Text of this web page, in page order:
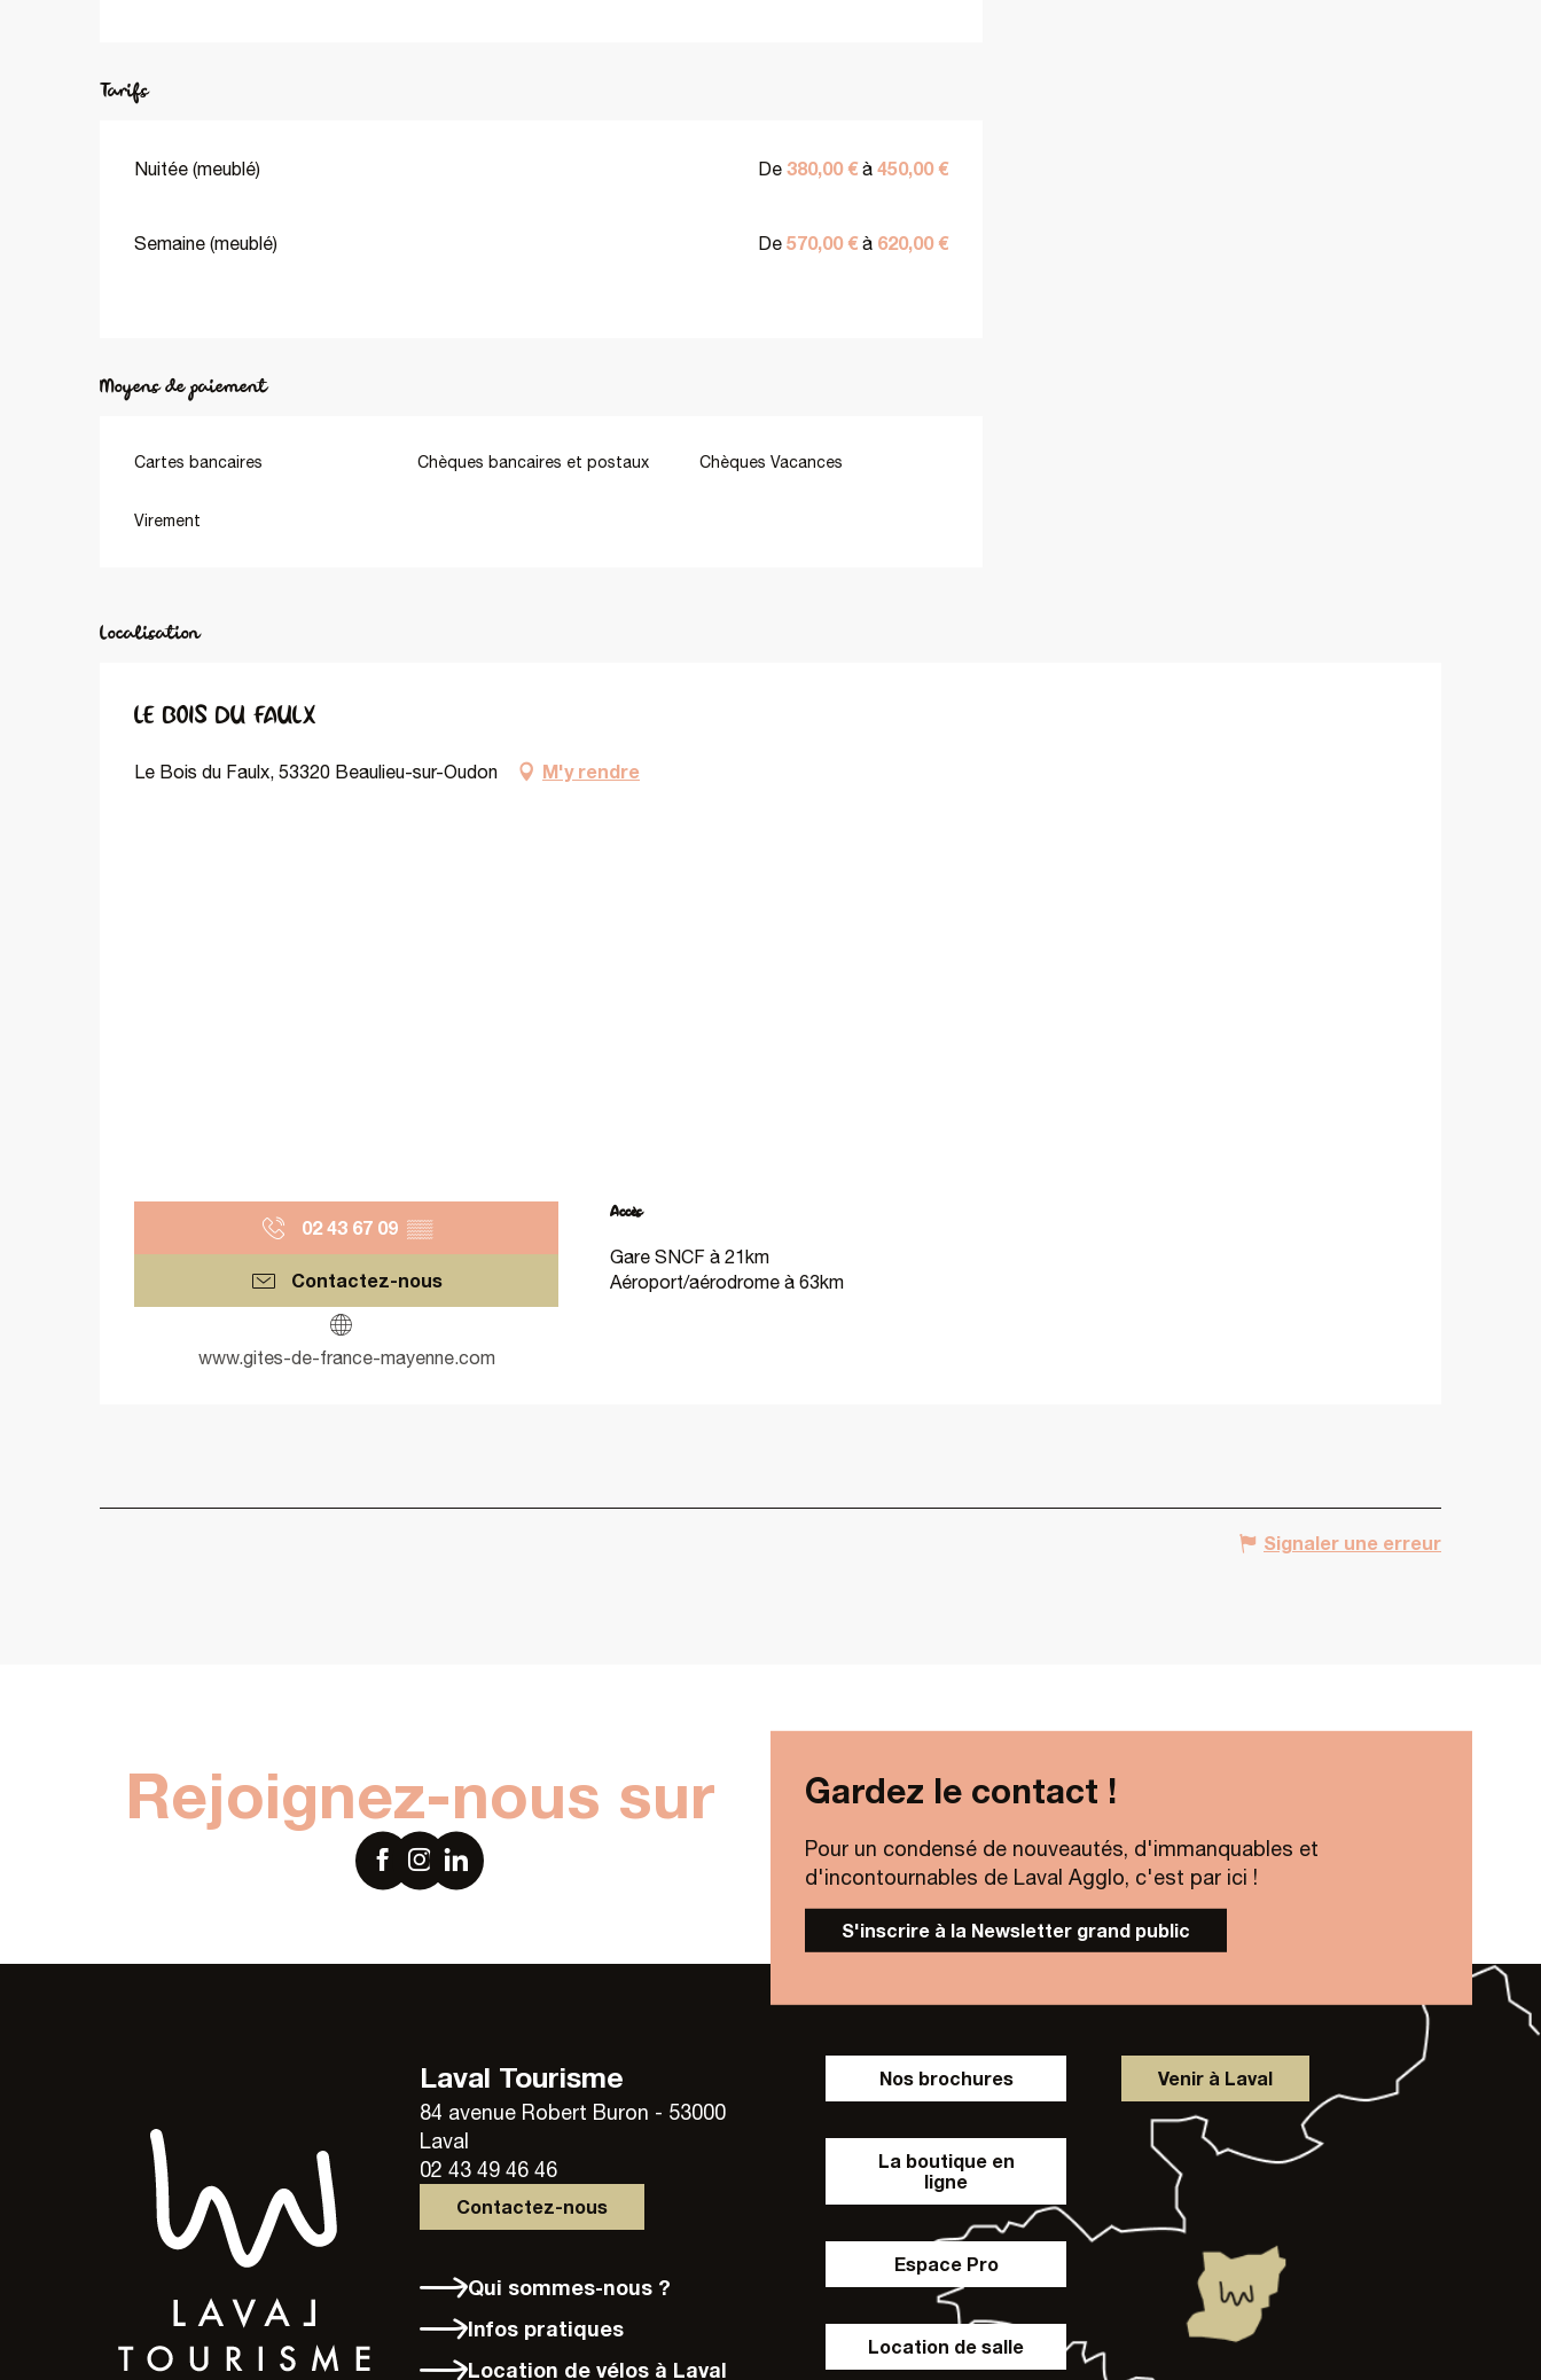
Tarifs
Nuitée (meublé) De380,00 € à450,00 €
Semaine (meublé) De570,00 € à 620,00 €
Moyens de paiement
Cartes bancaires Chèques bancaires et postaux Chèques Vacances
Virement
Localisation
LE BOIS DU FAULX
Le Bois du Faulx, 53320 Beaulieu-sur-Oudon M'y rendre
02 43 67 09 ▒▒
Contactez-nous
www.gites-de-france-mayenne.com
Accès
Accès
Gare SNCF à 21km
Aéroport/aérodrome à 63km
Signaler une erreur
Rejoignez-nous sur Gardez le contact !
Pour un condensé de nouveautés, d'immanquables et
d'incontournables de Laval Agglo, c'est par ici !
S'inscrire à la Newsletter grand public
Laval Tourisme
84 avenue Robert Buron - 53000
Laval
02 43 49 46 46
Contactez-nous
Qui sommes-nous ?
Infos pratiques
Location de vélos à Laval
Nos brochures
La boutique en
ligne
Espace Pro
Location de salle
Venir à Laval